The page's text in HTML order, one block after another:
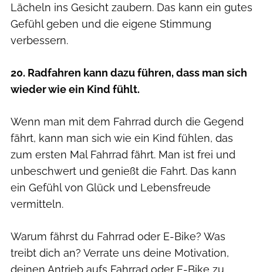
Lächeln ins Gesicht zaubern. Das kann ein gutes
Gefühl geben und die eigene Stimmung
verbessern.
20. Radfahren kann dazu führen, dass man sich
wieder wie ein Kind fühlt.
Wenn man mit dem Fahrrad durch die Gegend
fährt, kann man sich wie ein Kind fühlen, das
zum ersten Mal Fahrrad fährt. Man ist frei und
unbeschwert und genießt die Fahrt. Das kann
ein Gefühl von Glück und Lebensfreude
vermitteln.
Warum fährst du Fahrrad oder E-Bike? Was
treibt dich an? Verrate uns deine Motivation,
deinen Antrieb aufs Fahrrad oder E-Bike zu